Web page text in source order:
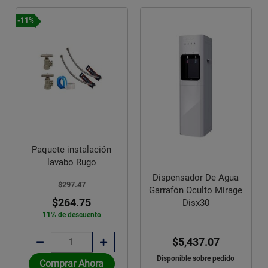
-11%
Paquete instalación
lavabo Rugo
$297.47
$264.75
11% de descuento
Comprar Ahora
Dispensador De Agua
Garrafón Oculto Mirage
Disx30
$5,437.07
Disponible sobre pedido